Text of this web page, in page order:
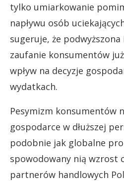
tylko umiarkowanie
napływu osób
sugeruje, że
zaufanie konsumentów
wpływ na decyzje
wydatkach.
Pesymizm konsumentów
gospodarce w dłuższej
podobnie jak globalne
spowodowany nią wzrost
partnerów handlowych